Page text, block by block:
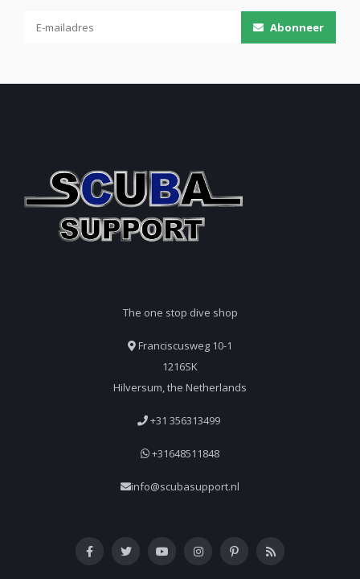
Abonneer
The one stop dive shop
Franciscusweg 10-1
1216SK
Hilversum, the Netherlands
+31 356313499
+31648511848
info@scubasupport.nl